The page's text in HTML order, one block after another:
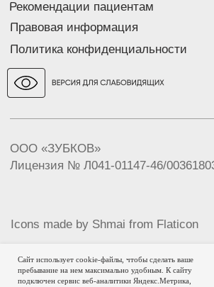
Сайт использует cookie-файлы, чтобы сделать ваше
пребывание на нем максимально удобным. К cайту
подключен сервис веб-аналитики Яндекс.Метрика,